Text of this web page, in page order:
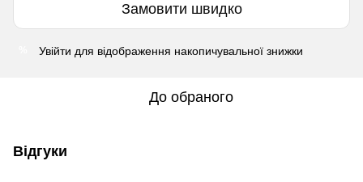
Замовити швидко
Увійти для відображення накопичувальної знижки
До обраного
Відгуки